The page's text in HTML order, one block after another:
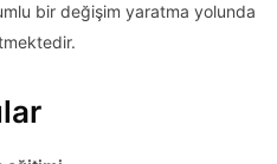
bir değişim yaratma yolunda